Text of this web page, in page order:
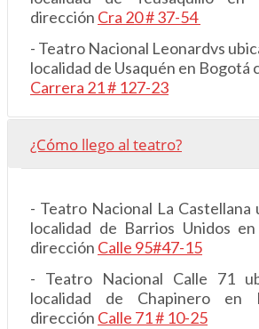
dirección Cra 20 # 37-54
- Teatro Nacional Leonardvs
localidad de Usaquén en Bogotá
Carrera 21 # 127-23
¿Cómo llego al teatro?
- Teatro Nacional La Castellana
localidad de Barrios Unidos
dirección Calle 95#47-15
- Teatro Nacional Calle 71
localidad de Chapinero en
dirección Calle 71 # 10-25